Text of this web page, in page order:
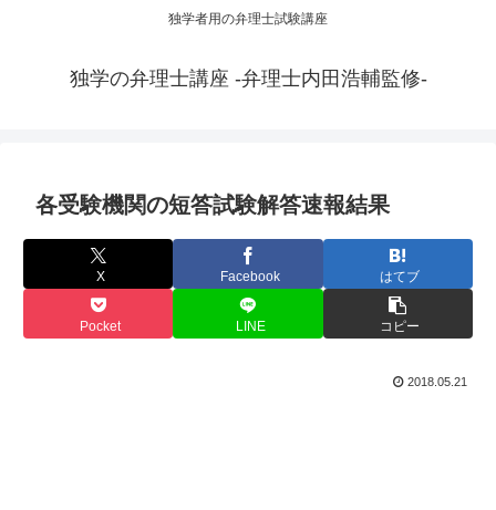
独学者用の弁理士試験講座
独学の弁理士講座 -弁理士内田浩輔監修-
各受験機関の短答試験解答速報結果
X Facebook はてブ
Pocket LINE コピー
2018.05.21